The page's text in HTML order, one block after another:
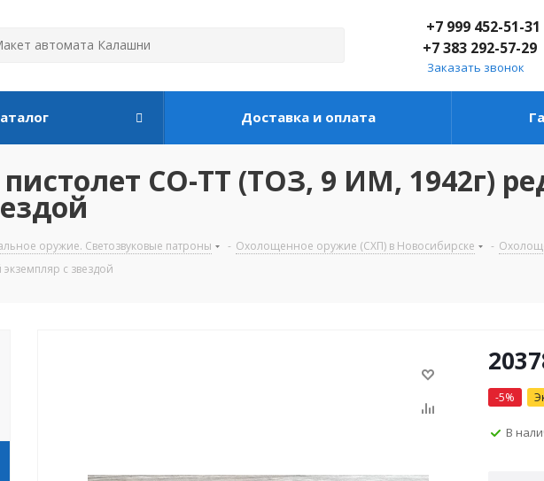
+7 999 452-51-31
+7 383 292-57-29
Заказать звонок
Доставка и оплата
СО-ТТ (ТОЗ, 9 ИМ, 1942г)
оружие. Светозвуковые патроны - Охолощенное оружие (СХП) в Новосибирске -
с звездой
-5%
В